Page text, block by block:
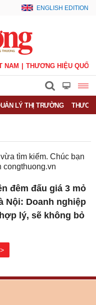
ENGLISH EDITION
NAM THƯƠNG HIỆU QUỐC
LÝ THỊ TRƯỜNG
tìm kiếm. Chúc bạn
congthuong.vn
đêm đấu giá 3 mỏ
Nội: Doanh nghiệp
lý, sẽ không bỏ
>